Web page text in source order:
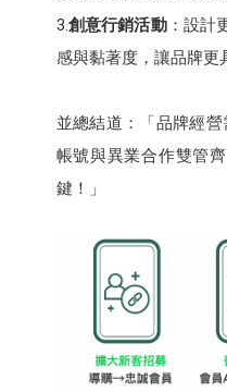
3.創意行銷活動：設計
感與黏著度，讓品牌更
並總結道：「品牌經
帳號與異業合作雙管
鍵！」